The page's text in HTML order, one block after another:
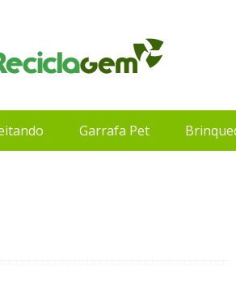
Garrafa Pet